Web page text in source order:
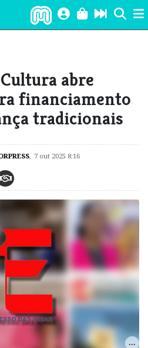
abre
financiamento
tradicionais
, 7 out 2025 8:16